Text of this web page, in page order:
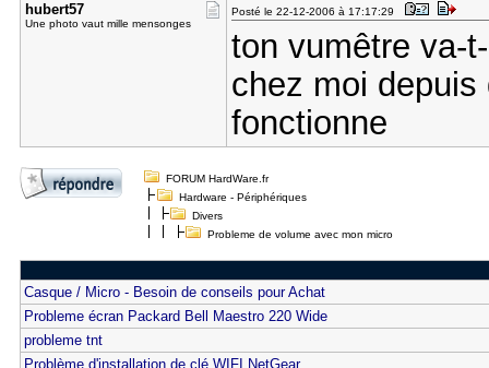
hubert57
Une photo vaut mille mensonges
Posté le 22-12-2006 à 17:17:29
ton vumêtre va-
chez moi
fonctionne
FORUM HardWare.fr
Hardware - Périphériques
Divers
Probleme de volume avec mon micro
Casque / Micro - Besoin de conseils pour Achat
Probleme écran Packard Bell Maestro 220 Wide
probleme tnt
Problème d'installation de clé WIFI NetGear